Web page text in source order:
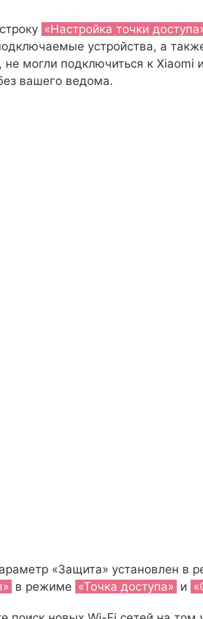
«Настройка точки
устройства, а
могли подключиться к Xiaomi
вашего ведома.
«Защита» установлен в
в режиме «Точка доступа» и